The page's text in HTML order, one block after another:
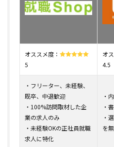
オススメ度：
5
オ
4.5
・フリーター、未経験、
既卒、中退歓迎
・100%訪問取材した企
業の求人のみ
・未経験OKの正社員就職
求人に特化
・
・
・
を